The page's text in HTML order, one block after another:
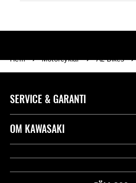
Hem Motorcyklar A2 Bikes
SERVICE & GARANTI
Kontakta oss
Användbara länkar
OM KAWASAKI
Företag